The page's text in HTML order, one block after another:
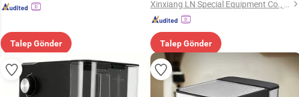
Talep Gönder
Xinxiang LN Special Equipment Co., Ltd.
Talep Gönder